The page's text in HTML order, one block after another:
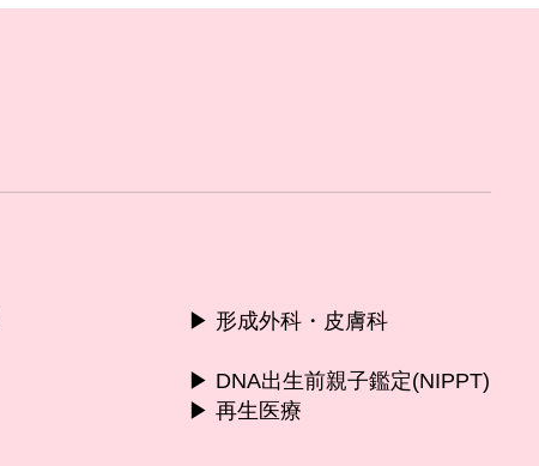
▶︎ 形成外科・皮膚科
▶︎ DNA出生前親子鑑定(NIPPT)
▶︎ 再生医療